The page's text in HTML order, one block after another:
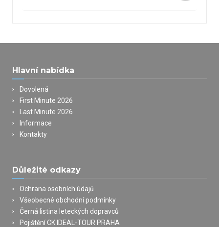
Hlavní nabídka
Dovolená
First Minute 2026
Last Minute 2026
Informace
Kontakty
Důležité odkazy
Ochrana osobních údajů
Všeobecné obchodní podmínky
Černá listina leteckých dopravců
Pojištění CK IDEAL-TOUR PRAHA